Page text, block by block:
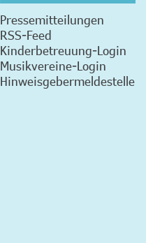
Pressemitteilungen
RSS-Feed
Kinderbetreuung-Login
Musikvereine-Login
Hinweisgebermeldestelle